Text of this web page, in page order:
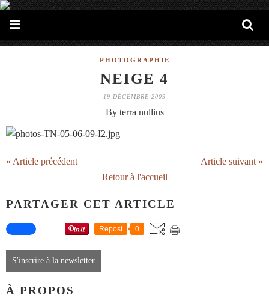
PHOTOGRAPHIE
NEIGE 4
19 DÉCEMBRE 2009
By terra nullius
« Article précédent
Article suivant »
Retour à l'accueil
PARTAGER CET ARTICLE
Repost 0
S'inscrire à la newsletter
À PROPOS